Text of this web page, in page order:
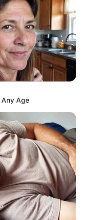
RDC ગુજરાતીની
ગાડી લઈ દઉ
બાદ તે ખૂબ જ
2017 માં રેડ
દ્વારા દાવો
Any Age